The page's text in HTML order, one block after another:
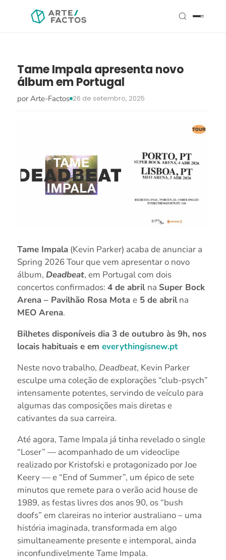
Tame Impala apresenta novo
álbum em Portugal
por Arte-Factos 26 de setembro, 2025
Tame Impala(Kevin Parker) acaba de anunciar a
Spring 2026 Tour que vem apresentar o novo
álbum, Deadbeat, em Portugal com dois
concertos confirmados: 4 de abril na Super Bock
Arena – Pavilhão Rosa Mota e5 de abrilna
MEO Arena.
Bilhetes disponíveis dia 3 de outubro às 9h, nos
locais habituais e em everythingisnew.pt
Neste novo trabalho, Deadbeat, Kevin Parker
esculpe uma coleção de explorações “club-psych”
intensamente potentes, servindo de veículo para
algumas das composições mais diretas e
cativantes da sua carreira.
Até agora, Tame Impala já tinha revelado o single
“Loser” — acompanhado de um videoclipe
realizado por Kristofski e protagonizado por Joe
Keery — e “End of Summer”, um épico de sete
minutos que remete para o verão acid house de
1989, as festas livres dos anos 90, os “bush
doofs” em clareiras no interior australiano – uma
história imaginada, transformada em algo
simultaneamente presente e intemporal, ainda
inconfundivelmente Tame Impala.